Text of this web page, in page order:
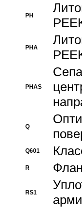
PH
PHA
PHAS
Q
Q601
R
RS1